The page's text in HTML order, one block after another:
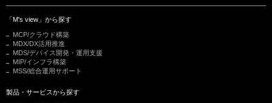
「M's view」から探す
MCP/クラウド構築
MDX/DX活用推進
MDS/デバイス開発・運用支援
MIP/インフラ構築
MSS/総合運用サポート
製品・サービスから探す